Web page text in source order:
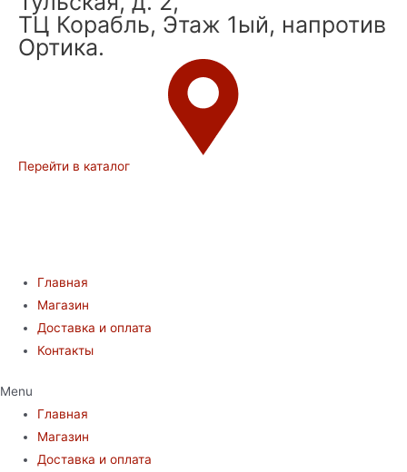
ТЦ Корабль, Этаж 1ый, напротив
Ортика.
Перейти в каталог
Главная
Магазин
Доставка и оплата
Контакты
Menu
Главная
Магазин
Доставка и оплата